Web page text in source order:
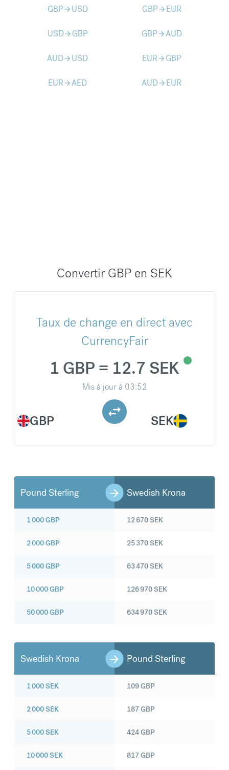
GBParrow_forward USD GBParrow_forward EUR
USDarrow_forward GBP GBParrow_forwardAUD
AUDarrow_forward USD EURarrow_forward GBP
EURarrow_forwardAED AUDarrow_forward EUR
Convertir GBP en SEK
Taux de change en direct avec
CurrencyFair
GBP
1 GBP = 12.7 SEK
Mis à jour à 03:52
SEK
Pound Sterling Swedish Krona
1 000GBP
2 000GBP
5 000GBP
10 000GBP
50 000GBP
12 670SEK
25 370SEK
63 470SEK
126 970SEK
634 970SEK
Swedish Krona Pound Sterling
1 000SEK
2 000SEK
5 000SEK
10 000SEK
109GBP
187GBP
424GBP
817GBP